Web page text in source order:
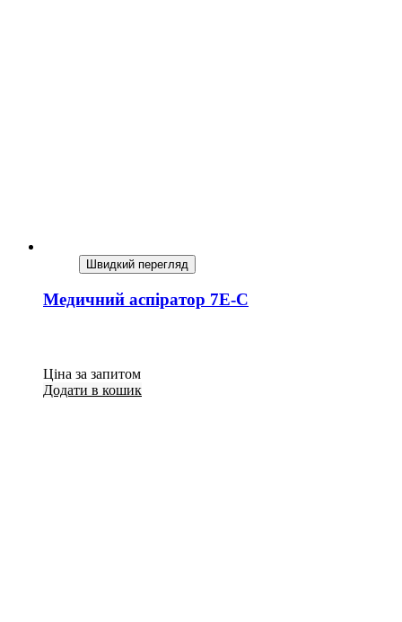
Швидкий перегляд
Медичний аспіратор 7E-C
Ціна за запитом
Додати в кошик